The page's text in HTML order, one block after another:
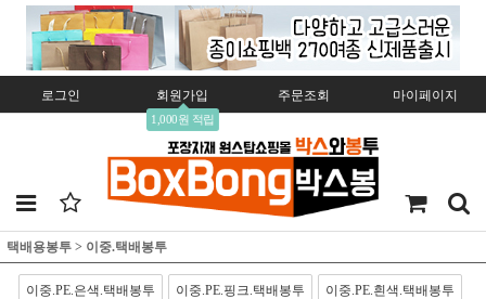
로그인 회원가입
1,000원 적립
주문조회 마이페이지
택배용봉투 > 이중.택배봉투
이중.PE.은색.택배봉투 이중.PE.핑크.택배봉투 이중.PE.흰색.택배봉투